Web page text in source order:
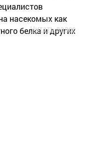
насекомых как
белка и других
Читать далее